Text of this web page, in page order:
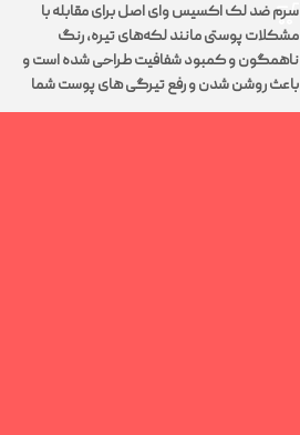
سرم ضد لک اکسیس وای اصل برای مقابله با
مشکلات پوستی مانند لکه‌های تیره، رنگ
ناهمگون و کمبود شفافیت طراحی شده است و
باعث روشن شدن و رفع تیرگی های پوست شما
می‌شود.